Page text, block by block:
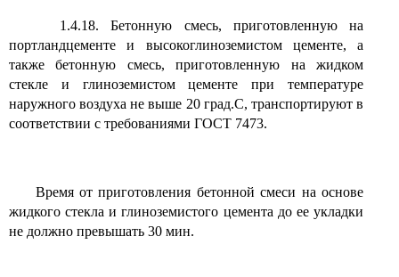
1.4.18. Бетонную смесь, приготовленную на
портландцементе и высокоглиноземистом цементе, а
также бетонную смесь, приготовленную на жидком
стекле и глиноземистом цементе при температуре
наружного воздуха не выше 20 град.С, транспортируют в
соответствии с требованиями ГОСТ 7473.
Время от приготовления бетонной смеси на основе
жидкого стекла и глиноземистого цемента до ее укладки
не должно превышать 30 мин.